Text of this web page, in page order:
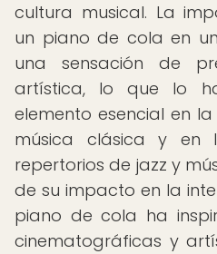
cultura musical. La
un piano de cola en
una sensación de
artística, lo que lo
elemento esencial en
música clásica y en
repertorios de jazz y
de su impacto en la
piano de cola ha
cinematográficas y